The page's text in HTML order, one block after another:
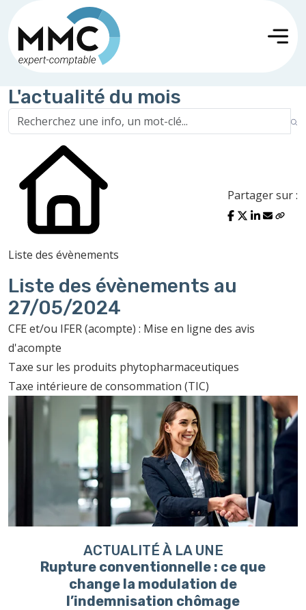
L'actualité du mois
Liste des évènements
Partager sur :
Liste des évènements au
27/05/2024
CFE et/ou IFER (acompte) : Mise en ligne des avis
d'acompte
Taxe sur les produits phytopharmaceutiques
Taxe intérieure de consommation (TIC)
ACTUALITÉ À LA UNE
Rupture conventionnelle : ce que
change la modulation de
l’indemnisation chômage